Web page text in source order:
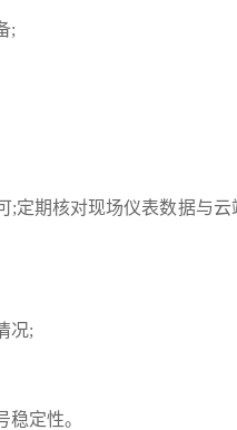
;
定期核对现场仪表数据与云
况;
定性。